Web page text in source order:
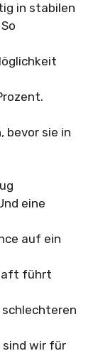
in stabilen
bevor sie in
eine
auf ein
führt
sind wir für